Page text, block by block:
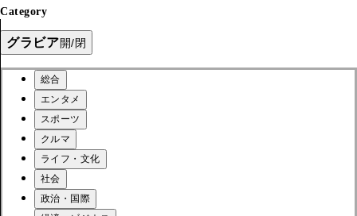
Category
グラビア開/閉
総合
エンタメ
スポーツ
クルマ
ライフ・文化
社会
政治・国際